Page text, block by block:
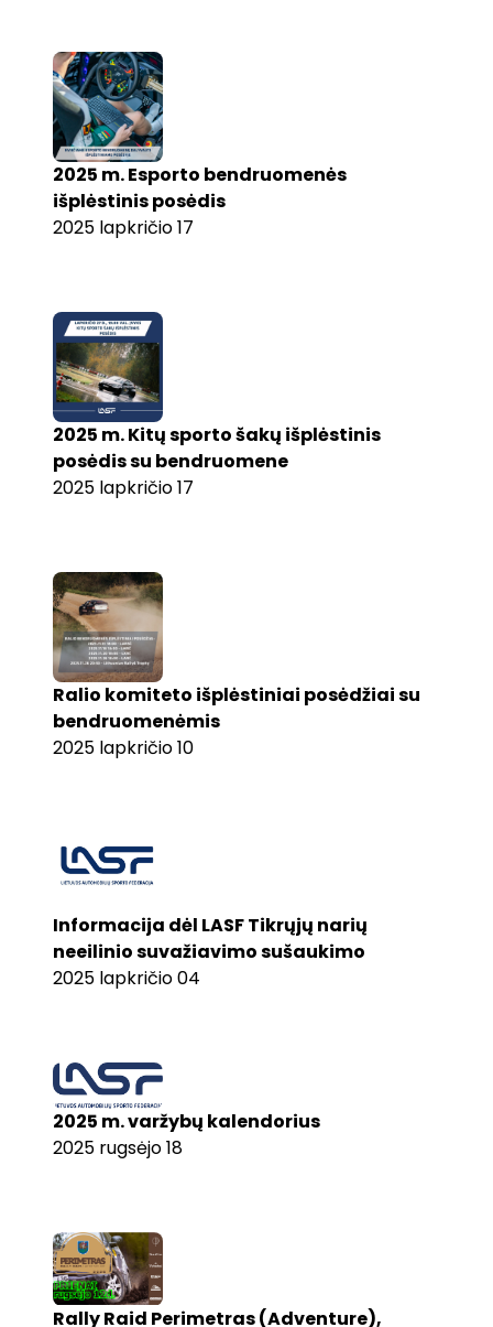
2025 m. Esporto bendruomenės
išplėstinis posėdis
2025 lapkričio 17
2025 m. Kitų sporto šakų išplėstinis
posėdis su bendruomene
2025 lapkričio 17
Ralio komiteto išplėstiniai posėdžiai su
bendruomenėmis
2025 lapkričio 10
Informacija dėl LASF Tikrųjų narių
neeilinio suvažiavimo sušaukimo
2025 lapkričio 04
2025 m. varžybų kalendorius
2025 rugsėjo 18
Rally Raid Perimetras (Adventure),